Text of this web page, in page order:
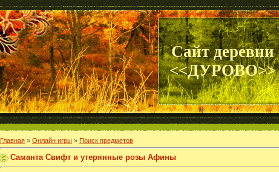
Сайт деревни
<<ДУРОВО>>
Главная » Онлайн игры » Поиск предметов
Саманта Свифт и утерянные розы Афины